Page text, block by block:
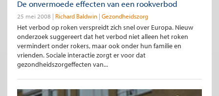
De onvermoede effecten van een rookverbod
25 mei 2008 Richard Baldwin Gezondheidszorg
Het verbod op roken verspreidt zich snel over Europa. Nieuw
onderzoek suggereert dat het verbod niet alleen het roken
vermindert onder rokers, maar ook onder hun familie en
vrienden. Sociale interactie zorgt er voor dat
gezondheidszorgeffecten van...